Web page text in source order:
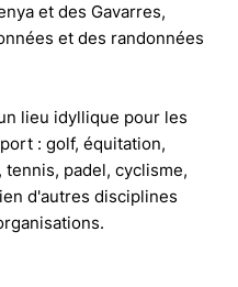
et des Gavarres,
et des randonnées
lieu idyllique pour les
: golf, équitation,
padel, cyclisme,
d'autres disciplines